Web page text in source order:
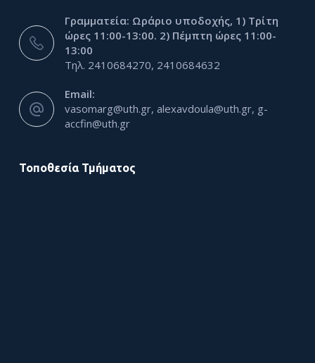
Γραμματεία: Ωράριο υποδοχής, 1) Τρίτη
ώρες 11:00-13:00. 2) Πέμπτη ώρες 11:00-
13:00
Τηλ. 2410684270, 2410684632
Email:
vasomarg@uth.gr, alexavdoula@uth.gr, g-
accfin@uth.gr
Τοποθεσία Τμήματος